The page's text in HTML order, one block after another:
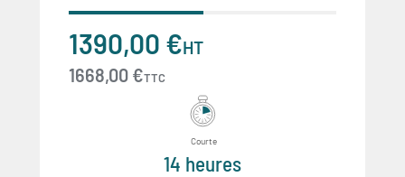
1390,00 €HT
1668,00 €TTC
Courte
14 heures